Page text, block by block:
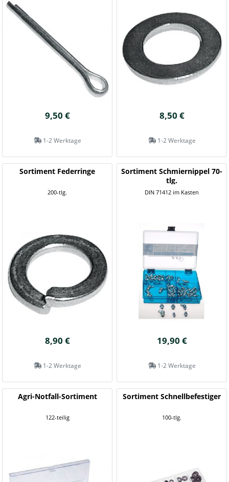
9,50 €
1-2 Werktage
8,50 €
1-2 Werktage
Sortiment Federringe
200-tlg.
8,90 €
1-2 Werktage
Sortiment Schmiernippel 70-
tlg.
DIN 71412 im Kasten
19,90 €
1-2 Werktage
Agri-Notfall-Sortiment
122-teilig
Sortiment Schnellbefestiger
100-tlg.